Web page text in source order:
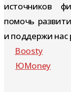
источников
помочь
и поддержи нас
Boosty
ЮMoney